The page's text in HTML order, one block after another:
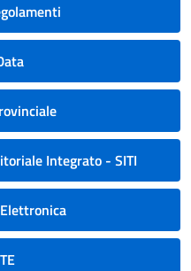
Integrato - SITI